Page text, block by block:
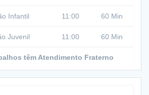
Infantil 11:00 60 Min
Juvenil 11:00 60 Min
têm Atendimento Fraterno